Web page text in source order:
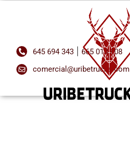
645 694 343
665 018 808
comercial@uribetrucks.com